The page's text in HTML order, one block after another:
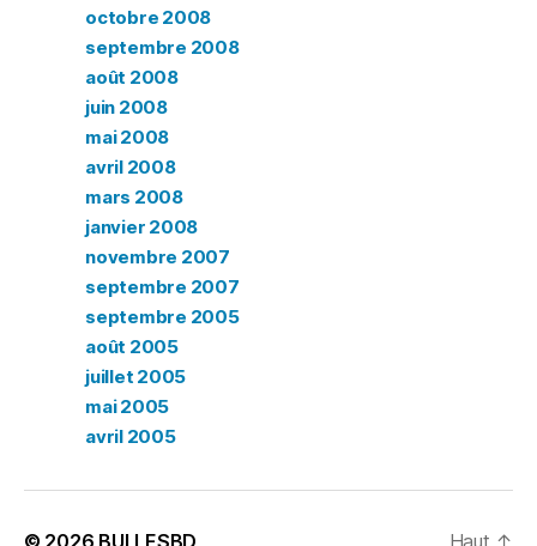
octobre 2008
septembre 2008
août 2008
juin 2008
mai 2008
avril 2008
mars 2008
janvier 2008
novembre 2007
septembre 2007
septembre 2005
août 2005
juillet 2005
mai 2005
avril 2005
© 2026 BULLESBD Haut ↑